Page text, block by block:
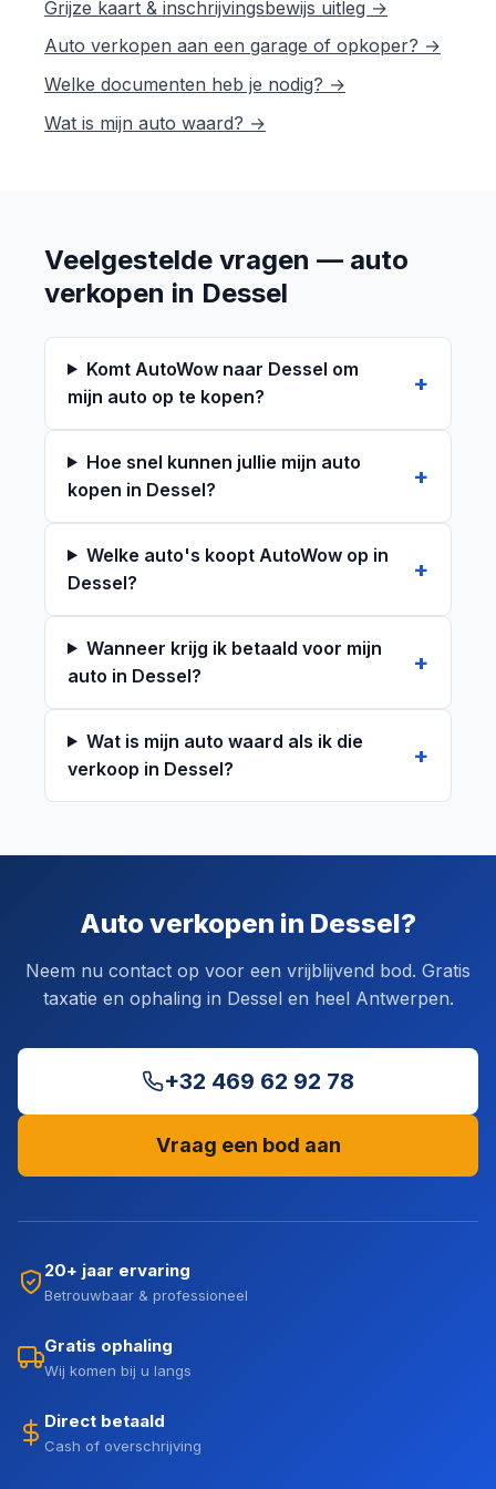
Grijze kaart & inschrijvingsbewijs uitleg →
Auto verkopen aan een garage of opkoper? →
Welke documenten heb je nodig? →
Wat is mijn auto waard? →
Veelgestelde vragen — auto
verkopen in Dessel
Komt AutoWow naar Dessel om
mijn auto op te kopen?
Hoe snel kunnen jullie mijn auto
kopen in Dessel?
Welke auto's koopt AutoWow op in
Dessel?
Wanneer krijg ik betaald voor mijn
auto in Dessel?
Wat is mijn auto waard als ik die
verkoop in Dessel?
Auto verkopen in Dessel?
Neem nu contact op voor een vrijblijvend bod. Gratis
taxatie en ophaling in Dessel en heel Antwerpen.
+32 469 62 92 78
Vraag een bod aan
20+ jaar ervaring
Betrouwbaar & professioneel
Gratis ophaling
Wij komen bij u langs
Direct betaald
Cash of overschrijving